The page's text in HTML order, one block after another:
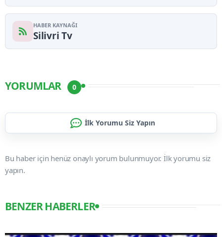
HABER KAYNAĞI
Silivri Tv
YORUMLAR 0
İlk Yorumu Siz Yapın
Bu haber için henüz onaylı yorum bulunmuyor. İlk yorumu siz
yapın.
BENZER HABERLER